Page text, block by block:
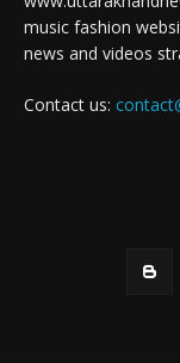
music fashion
news and videos
Contact us: